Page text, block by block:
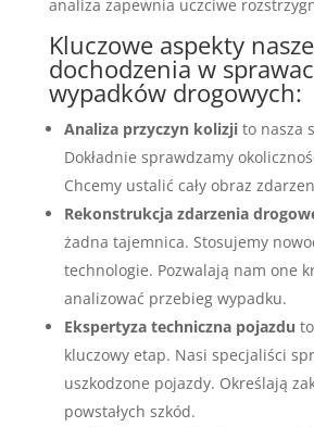
analiza zapewnia uczciwe
Kluczowe aspekty
dochodzenia w
wypadków drogowych:
Analiza przyczyn kolizjito nasza
Dokładnie sprawdzamy
Chcemy ustalić cały obraz
Rekonstrukcja zdarzenia
żadna tajemnica. Stosujemy
technologie. Pozwalają nam one
analizować przebieg wypadku.
Ekspertyza techniczna pojazdu
kluczowy etap. Nasi specjaliści
uszkodzone pojazdy. Określają
powstałych szkód.